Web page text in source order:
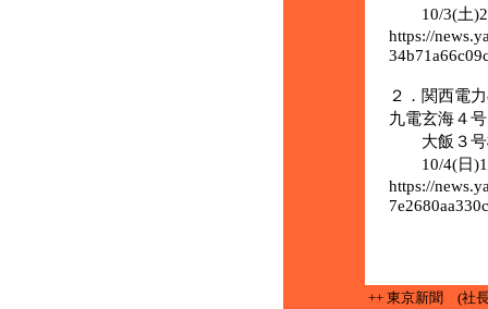
10/3(土
https://
２．関西電
九電玄海４
大飯３号
10/4(日
https://
++ 東京新聞 (社